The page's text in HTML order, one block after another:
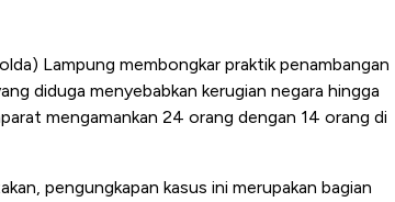
Lampung membongkar praktik penambangan
diduga menyebabkan kerugian negara hingga
mengamankan 24 orang dengan 14 orang di
pengungkapan kasus ini merupakan bagian